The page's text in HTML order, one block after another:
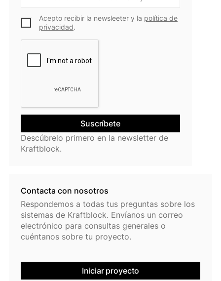
Acepto recibir la newsleeter y la política de
privacidad.
Descúbrelo primero en la newsletter de
Kraftblock.
Contacta con nosotros
Respondemos a todas tus preguntas sobre los
sistemas de Kraftblock. Envíanos un correo
electrónico para consultas generales o
cuéntanos sobre tu proyecto.
Iniciar proyecto